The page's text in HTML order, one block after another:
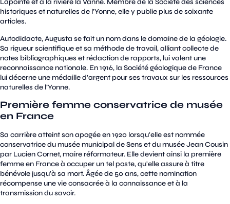
Lapointe et à la rivière la Vanne. Membre de la Société des sciences
historiques et naturelles de l’Yonne, elle y publie plus de soixante
articles.
Autodidacte, Augusta se fait un nom dans le domaine de la géologie.
Sa rigueur scientifique et sa méthode de travail, alliant collecte de
notes bibliographiques et rédaction de rapports, lui valent une
reconnaissance nationale. En 1916, la Société géologique de France
lui décerne une médaille d’argent pour ses travaux sur les ressources
naturelles de l’Yonne.
Première femme conservatrice de musée
en France
Sa carrière atteint son apogée en 1920 lorsqu'elle est nommée
conservatrice du musée municipal de Sens et du musée Jean Cousin
par Lucien Cornet, maire réformateur. Elle devient ainsi la première
femme en France à occuper un tel poste, qu'elle assure à titre
bénévole jusqu'à sa mort. Âgée de 50 ans, cette nomination
récompense une vie consacrée à la connaissance et à la
transmission du savoir.